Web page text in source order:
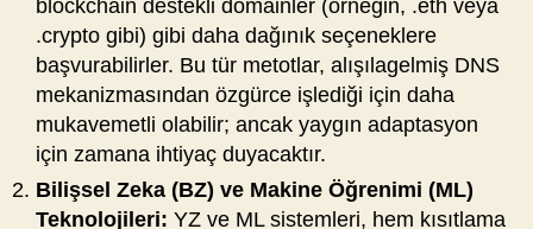
blockchain destekli domainler (örneğin, .eth veya
.crypto gibi) gibi daha dağınık seçeneklere
başvurabilirler. Bu tür metotlar, alışılagelmiş DNS
mekanizmasından özgürce işlediği için daha
mukavemetli olabilir; ancak yaygın adaptasyon
için zamana ihtiyaç duyacaktır.
Bilişsel Zeka (BZ) ve Makine Öğrenimi (ML)
Teknolojileri: YZ ve ML sistemleri, hem kısıtlama